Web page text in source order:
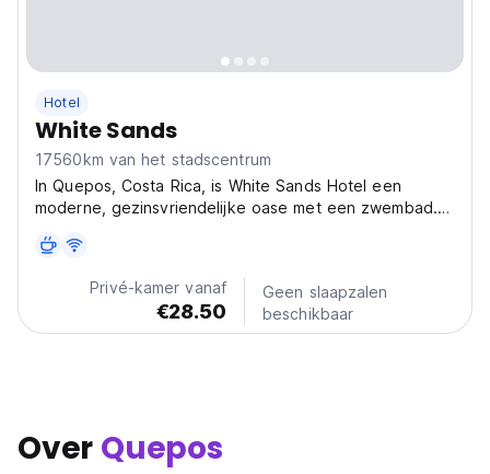
Hotel
White Sands
17560km van het stadscentrum
In Quepos, Costa Rica, is White Sands Hotel een
moderne, gezinsvriendelijke oase met een zwembad.
Manuel Antonio, en biedt de ware Pura Vida-ervaring.
(Auto-translated from original language)
Privé-kamer vanaf
€28.50
Geen slaapzalen
beschikbaar
Over Quepos